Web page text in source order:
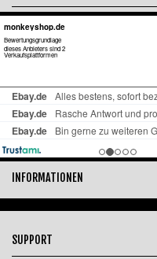
INFORMATIONEN
SUPPORT